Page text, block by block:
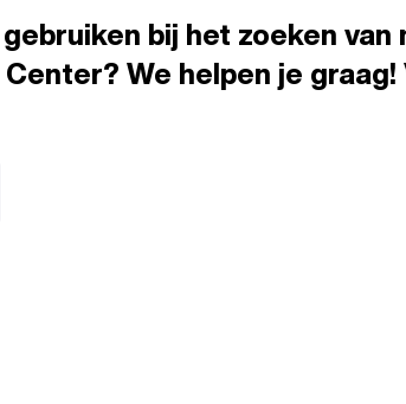
gebruiken bij het zoeken
We helpen je